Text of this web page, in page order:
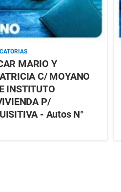
MARIO Y
C/ MOYANO
INSTITUTO
P/
- Autos N°